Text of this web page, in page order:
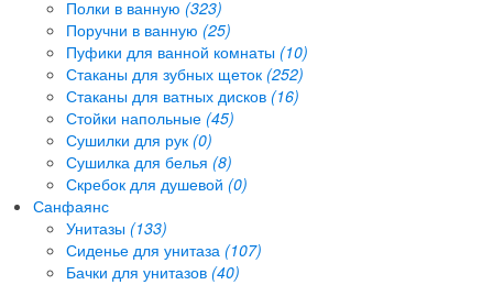
Полки в ванную (323)
Поручни в ванную (25)
Пуфики для ванной комнаты (10)
Стаканы для зубных щеток (252)
Стаканы для ватных дисков (16)
Стойки напольные (45)
Сушилки для рук (0)
Сушилка для белья (8)
Скребок для душевой (0)
Санфаянс
Унитазы (133)
Сиденье для унитаза (107)
Бачки для унитазов (40)